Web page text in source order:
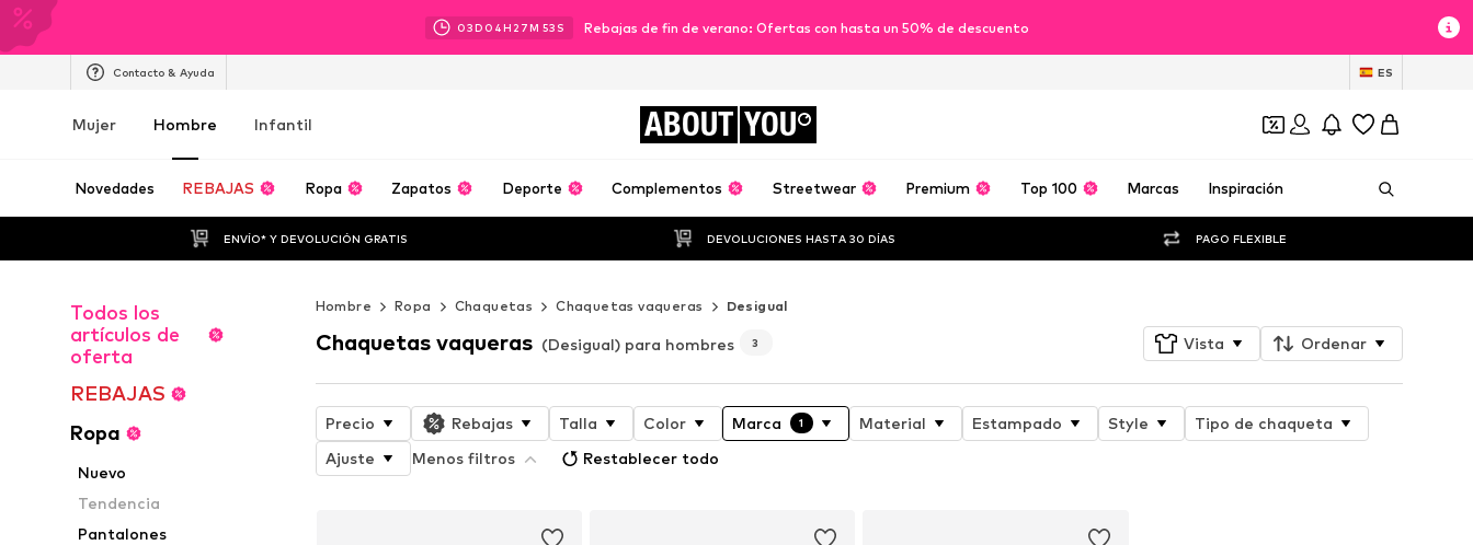
03D 04H 27M 52 S Rebajas de fin de verano: Ofertas con hasta un 50% de descuento
Contacto & Ayuda ES
Mujer Hombre Infantil ABOUT YOU
Novedades REBAJAS Ropa Zapatos Deporte Complementos Streetwear Premium Top 100 Marcas Inspiración
ENVÍO* Y DEVOLUCIÓN GRATIS DEVOLUCIONES HASTA 30 DÍAS PAGO FLEXIBLE
Todos los
artículos de
oferta
REBAJAS
Ropa
Nuevo
Tendencia
Pantalones
Hombre Ropa Chaquetas Chaquetas vaqueras Desigual
Chaquetas vaqueras (Desigual) para hombres 3 Vista Ordenar
Precio Rebajas Talla Color Marca 1 Material Estampado Style
Tipo de chaqueta
Ajuste
Menos filtros Restablecer todo